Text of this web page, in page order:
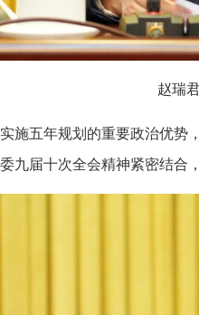
赵瑞
施五年规划的重要政治优
九届十次全会精神紧密结合